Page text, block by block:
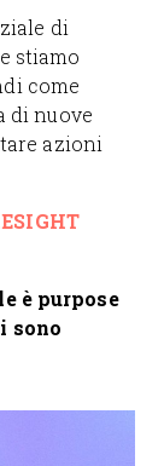
di
stiamo
come
di nuove
azioni
è purpose
sono